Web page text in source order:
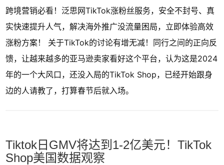
跨境营销必看！泛思网TikTok涨粉丝服务，安全不封号、真
实快速提升人气，解决海外推广没流量困局，立即体验高效
涨粉方案！ 关于TikTok的讨论有增无减！同行之间的正向反
馈，让越来越多的亚马逊卖家看好这个平台，认为这是2024
年的一个大风口，还没入局的TikTok Shop，已经开始跟身
边的人请教了，打算春节后就入场。
Tiktok日GMV将达到1-2亿美元！TikTok
Shop美国数据观察